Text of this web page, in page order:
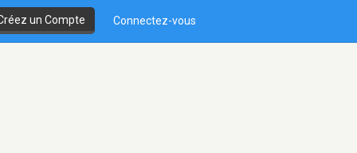
un Compte Connectez-vous